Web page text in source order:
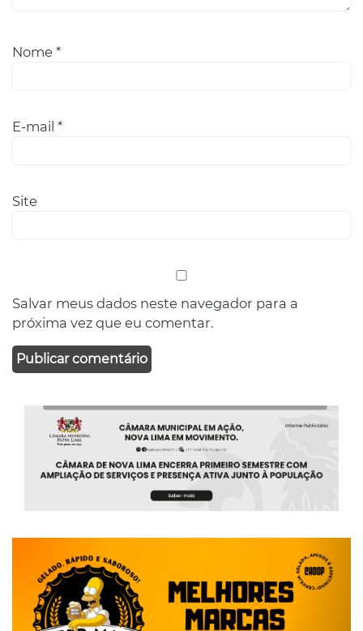
Nome *
E-mail *
Site
Salvar meus dados neste navegador para a
próxima vez que eu comentar.